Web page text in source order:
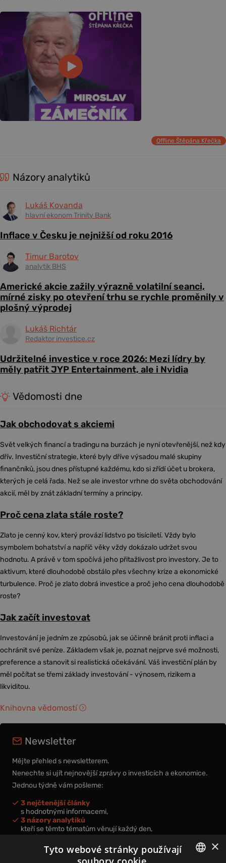
Offline Štěpána Křečka
Názory analytiků
Lukáš Kovanda
hlavní ekonom Trinity Bank
Inflace v Česku je nejnižší od roku 2016
Timur Barotov
analytik BHS
Americké akcie zažily výrazně volatilní seanci,
mírné zisky po otevření trhu se rychle proměnily v
plošný výprodej
Lukáš Richtár
Redaktor investice.cz
Udržitelné investice v roce 2026: Mezi lídry by
měly patřit JYP Entertainment, ale i Nvidia
Vědomosti dne
Jak obchodovat s akciemi
Svět velkých financí a tradingu na burzách je nyní otevřenější, než kdy
dřív. Investiční strategie, které byly dříve výsadou malé skupiny
finančníků, jsou dnes přístupné každému, kdo si zřídí účet u brokera,
kterých je celá řada. Než se ale investor vrhne do světa obchodování
akcií, měl by znát základní termíny a principy.
Proč cena zlata stále roste?
Zlato je cenný kov, který provází lidstvo po tisíciletí. Vždy bylo
symbolem bohatství a napříč věky vždy dokázalo udržet svou
hodnotu. A právě v tom spočívá jeho přitažlivost pro investory. Je to
aktivum, které dlouhodobě obstálo přes všechny krize a ekonomické
turbulence. Proč je zlato dobrá investice a proč jeho cena dlouhodobě
roste?
Jak začít investovat
Investování je jedním ze způsobů, jak se účinně bránit proti inflaci a
ochránit své peníze. Základem však je, poznat nejprve své možnosti,
preference a stanovit si realistická očekávání. Váš investiční plán by
měl počítat se třemi základy investování - výnosem, rizikem a
likviditou.
Knihovna vědomostí
Newsletter
Mějte přehled s newsletterem.
Nenechte si ujít nejnovější zprávy o investicích a ekonomice.
Jednou týdně vám pošleme:
3 nejčtenější články
s hodnotnými informacemi,
3 názory analytiků
kteří se těmto tématům věnují každý den,
nová videa a podcasty
k prohloubení vašich znalostí.
×
Tyto webové stránky používají